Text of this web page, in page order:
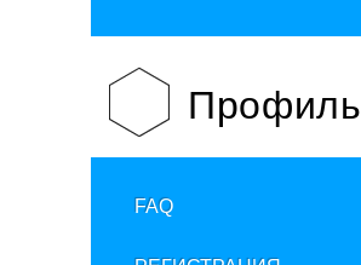
Профиль
FAQ